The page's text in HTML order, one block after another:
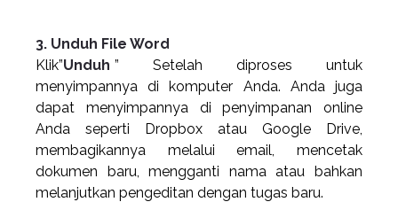
3. Unduh File Word
Klik”Unduh ” Setelah diproses untuk
menyimpannya di komputer Anda. Anda juga
dapat menyimpannya di penyimpanan online
Anda seperti Dropbox atau Google Drive,
membagikannya melalui email, mencetak
dokumen baru, mengganti nama atau bahkan
melanjutkan pengeditan dengan tugas baru.